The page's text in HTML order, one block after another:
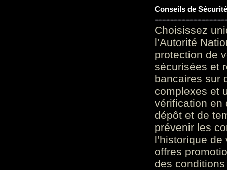
Conseils de
Choisissez
l’Autorité
protection de
sécurisées et
bancaires sur
complexes et
vérification en
dépôt et de
prévenir les
l’historique
offres
des